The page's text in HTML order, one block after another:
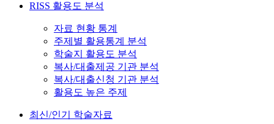
RISS 활용도 분석
자료 현황 통계
주제별 활용통계 분석
학술지 활용도 분석
복사/대출제공 기관 분석
복사/대출신청 기관 분석
활용도 높은 주제
최신/인기 학술자료